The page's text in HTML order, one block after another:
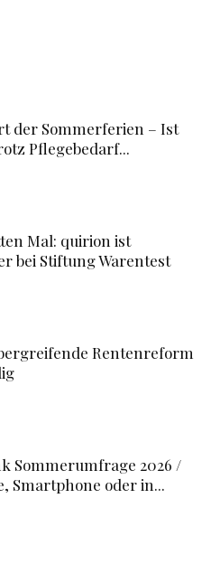
der Sommerferien – Ist
Pflegebedarf...
Mal: quirion ist
bei Stiftung Warentest
Rentenreform
Sommerumfrage 2026 /
Smartphone oder in...